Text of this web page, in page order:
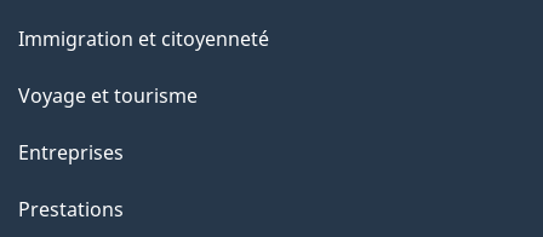
sujets
Immigration et citoyenneté
Voyage et tourisme
Entreprises
Prestations